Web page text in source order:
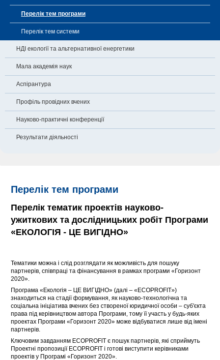
Перелік тем програми
Перелік тем системи
НДІ екології та альтернативної енергетики
Мала академія наук
Аспірантура
Профіль провідних вчених
Науково-практичні конференції
Результати діяльності
Перелік тем програми
Перелік тематик проектів науково-
ужиткових та дослідницьких робіт Програми
«ЕКОЛОГІЯ - ЦЕ ВИГІДНО»
Тематики можна і слід розглядати як можливість для пошуку
партнерів, співпраці та фінансування в рамках програми «Горизонт
2020».
Програма «Екологія – ЦЕ ВИГІДНО» (далі – «ECOPROFIT»)
знаходиться на стадії формування, як науково-технологічна та
соціальна ініціатива вчених без створеної юридичної особи – суб'єкта
права під керівництвом автора Програми, тому її участь у будь-яких
проектах Програми «Горизонт 2020» може відбуватися лише від імені
партнерів.
Ключовим завданням ECOPROFIT є пошук партнерів, які сприймуть
Проектні пропозиції ECOPROFIT і готові виступити керівниками
проектів у Програмі «Горизонт 2020».